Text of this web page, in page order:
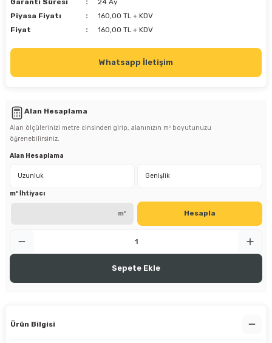
Garanti Süresi
24 Ay
Piyasa Fiyatı
160,00 TL + KDV
Fiyat
160,00 TL + KDV
Whatsapp İletişim
Alan Hesaplama
Alan ölçülerinizi metre cinsinden girip, alanınızın m² boyutunuzu
öğrenebilirsiniz.
Alan Hesaplama
m² İhtiyacı
m² Hesapla
Sepete Ekle
Ürün Bilgisi